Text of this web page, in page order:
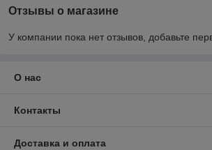
Отзывы о магазине
У компании пока нет отзывов, добавьте
О нас
Контакты
Доставка и оплата